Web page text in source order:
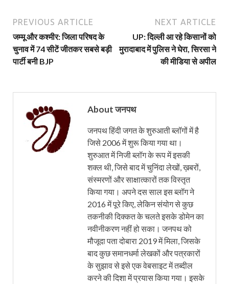
PREVIOUS ARTICLE
जम्मू और कश्मीर: जिला परिषद के
चुनाव में 74 सीटें जीतकर सबसे बड़ी
पार्टी बनी BJP
NEXT ARTICLE
UP: दिल्ली आ रहे किसानों को
मुरादाबाद में पुलिस ने घेरा, सिरसा ने
की मीडिया से अपील
About जनपथ
जनपथ हिंदी जगत के शुरुआती ब्लॉगों में है
जिसे 2006 में शुरू किया गया था।
शुरुआत में निजी ब्लॉग के रूप में इसकी
शक्ल थी, जिसे बाद में चुनिंदा लेखों, ख़बरों,
संस्मरणों और साक्षात्कारों तक विस्तृत
किया गया। अपने दस साल इस ब्लॉग ने
2016 में पूरे किए, लेकिन संयोग से कुछ
तकनीकी दिक्कत के चलते इसके डोमेन का
नवीनीकरण नहीं हो सका। जनपथ को
मौजूदा पता दोबारा 2019 में मिला, जिसके
बाद कुछ समानधर्मा लेखकों और पत्रकारों
के सुझाव से इसे एक वेबसाइट में तब्दील
करने की दिशा में प्रयास किया गया। इसके